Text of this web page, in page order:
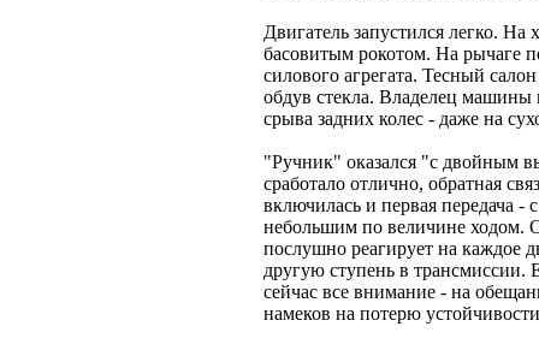
Двигатель запустился легко. На
басовитым рокотом. На рычаге
силового агрегата. Тесный
обдув стекла. Владелец машины
срыва задних колес - даже на
"Ручник" оказался "с двойным
сработало отлично, обратная
включилась и первая передача -
небольшим по величине ходом.
послушно реагирует на каждое
другую ступень в трансмиссии.
сейчас все внимание - на
намеков на потерю